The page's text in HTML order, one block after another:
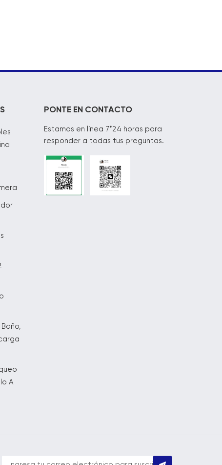
A
PONTE EN CONTACTO
Estamos en línea 7*24 horas para
responder a todas tus preguntas.